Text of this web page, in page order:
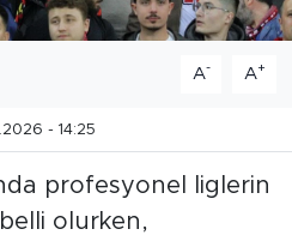
A- A+
- 14:25
profesyonel liglerin
olurken,